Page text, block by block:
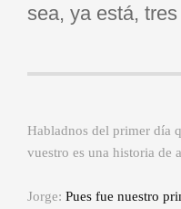
sea, ya está,
Habladnos del primer día
vuestro es una historia de
Jorge: Pues fue nuestro